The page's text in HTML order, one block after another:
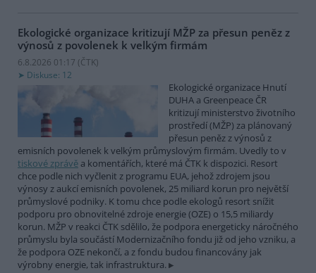
Ekologické organizace kritizují MŽP za přesun peněz z
výnosů z povolenek k velkým firmám
6.8.2026 01:17 (ČTK)
Diskuse: 12
Ekologické organizace Hnutí
DUHA a Greenpeace ČR
kritizují ministerstvo životního
prostředí (MŽP) za plánovaný
přesun peněz z výnosů z
emisních povolenek k velkým průmyslovým firmám. Uvedly to v
tiskové zprávě a komentářích, které má ČTK k dispozici. Resort
chce podle nich vyčlenit z programu EUA, jehož zdrojem jsou
výnosy z aukcí emisních povolenek, 25 miliard korun pro největší
průmyslové podniky. K tomu chce podle ekologů resort snížit
podporu pro obnovitelné zdroje energie (OZE) o 15,5 miliardy
korun. MŽP v reakci ČTK sdělilo, že podpora energeticky náročného
průmyslu byla součástí Modernizačního fondu již od jeho vzniku, a
že podpora OZE nekončí, a z fondu budou financovány jak
výrobny energie, tak infrastruktura.